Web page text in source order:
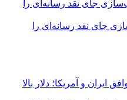
جای نقد رسانه‌ای را